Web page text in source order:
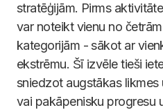
stratēģijām. Pirms
var noteikt vienu no
kategorijām - sākot ar
ekstrēmu. Šī izvēle tieši
sniedzot augstākas
vai pakāpenisku progresu